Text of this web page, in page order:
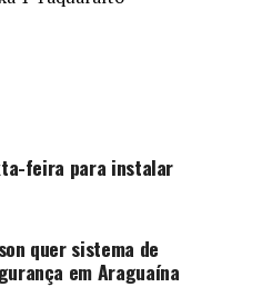
feira para instalar
quer sistema de
em Araguaína